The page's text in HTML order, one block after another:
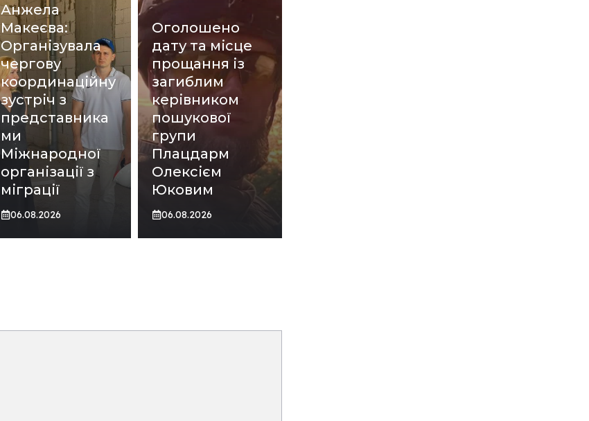
Анжела
Макеєва:
Організувала
чергову
координаційну
зустріч з
представника
ми
Міжнародної
організації з
міграції
06.08.2026
Оголошено
дату та місце
прощання із
загиблим
керівником
пошукової
групи
Плацдарм
Олексієм
Юковим
06.08.2026